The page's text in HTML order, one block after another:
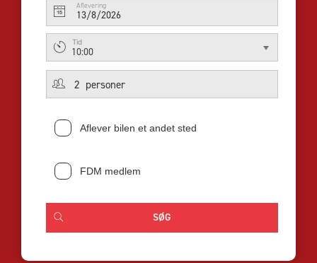
Aflevering
13/8/2026
Tid
10:00
Aflever bilen et andet sted
FDM medlem